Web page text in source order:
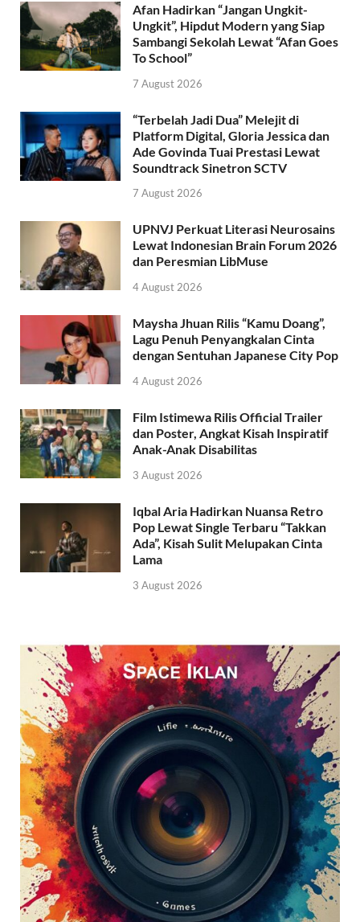
Afan Hadirkan “Jangan Ungkit-
Ungkit”, Hipdut Modern yang Siap
Sambangi Sekolah Lewat “Afan Goes
To School”
7 August 2026
“Terbelah Jadi Dua” Melejit di
Platform Digital, Gloria Jessica dan
Ade Govinda Tuai Prestasi Lewat
Soundtrack Sinetron SCTV
7 August 2026
UPNVJ Perkuat Literasi Neurosains
Lewat Indonesian Brain Forum 2026
dan Peresmian LibMuse
4 August 2026
Maysha Jhuan Rilis “Kamu Doang”,
Lagu Penuh Penyangkalan Cinta
dengan Sentuhan Japanese City Pop
4 August 2026
Film Istimewa Rilis Official Trailer
dan Poster, Angkat Kisah Inspiratif
Anak-Anak Disabilitas
3 August 2026
Iqbal Aria Hadirkan Nuansa Retro
Pop Lewat Single Terbaru “Takkan
Ada”, Kisah Sulit Melupakan Cinta
Lama
3 August 2026